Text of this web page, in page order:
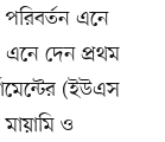
পরিবর্তন এনে
এনে দেন প্রথম
(ইউএস
ও